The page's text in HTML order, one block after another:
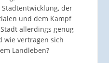
der
und dem Kampf
allerdings genug
wie vertragen sich
Landleben?